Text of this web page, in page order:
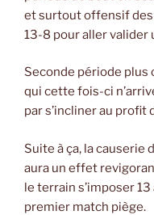
et surtout offensif
13-8 pour aller valider
Seconde période plus
qui cette fois-ci
par s’incliner au profit
Suite à ça, la causerie
aura un effet
le terrain s’imposer
premier match piège.